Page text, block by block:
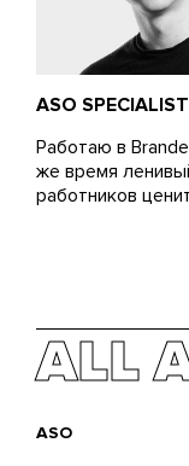
ASO SPECIALIST
Работаю в
же время
работников
ALL
ASO